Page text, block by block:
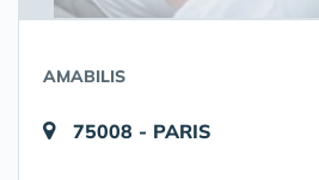
AMABILIS
75008 - PARIS